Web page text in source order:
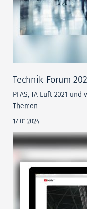
Technik-Forum
PFAS, TA Luft 2021
Themen
17.01.2024